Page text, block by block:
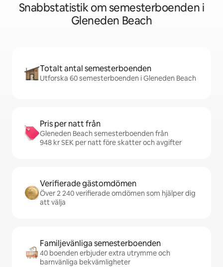
Snabbstatistik om semesterboenden i
Gleneden Beach
Totalt antal semesterboenden
Utforska 60 semesterboenden i Gleneden Beach
Pris per natt från
Gleneden Beach semesterboenden från
948 kr SEK per natt före skatter och avgifter
Verifierade gästomdömen
Över 2 240 verifierade omdömen som hjälper dig
att välja
Familjevänliga semesterboenden
40 boenden erbjuder extra utrymme och
barnvänliga bekvämligheter